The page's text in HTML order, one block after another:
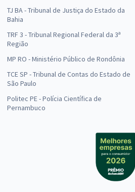
TJ BA - Tribunal de Justiça do Estado da
Bahia
TRF 3 - Tribunal Regional Federal da 3ª
Região
MP RO - Ministério Público de Rondônia
TCE SP - Tribunal de Contas do Estado de
São Paulo
Politec PE - Polícia Científica de
Pernambuco